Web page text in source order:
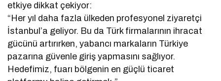
etkiye dikkat çekiyor:
“Her yıl daha fazla ülkeden profesyonel ziyaretçi
İstanbul’a geliyor. Bu da Türk firmalarının ihracat
gücünü artırırken, yabancı markaların Türkiye
pazarına güvenle giriş yapmasını sağlıyor.
Hedefimiz, fuarı bölgenin en güçlü ticaret